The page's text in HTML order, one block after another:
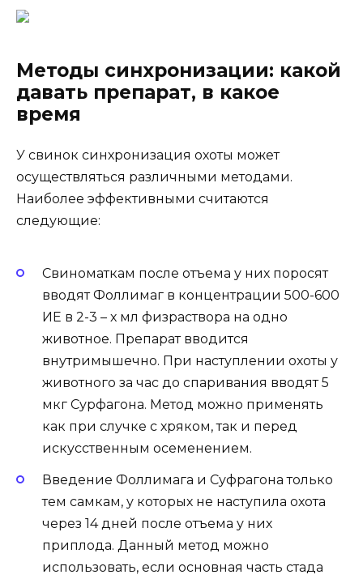
Методы синхронизации: какой
давать препарат, в какое
время
У свинок синхронизация охоты может
осуществляться различными методами.
Наиболее эффективными считаются
следующие:
Свиноматкам после отъема у них поросят
вводят Фоллимаг в концентрации 500-600
ИЕ в 2-3 – х мл физраствора на одно
животное. Препарат вводится
внутримышечно. При наступлении охоты у
животного за час до спаривания вводят 5
мкг Сурфагона. Метод можно применять
как при случке с хряком, так и перед
искусственным осеменением.
Введение Фоллимага и Суфрагона только
тем самкам, у которых не наступила охота
через 14 дней после отъема у них
приплода. Данный метод можно
использовать, если основная часть стада